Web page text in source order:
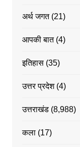
अर्थ जगत(21)
आपकी बात(4)
इतिहास(35)
उत्तर प्रदेश(4)
उत्तराखंड(8,988)
कला(17)